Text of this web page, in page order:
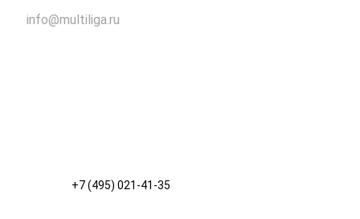
info@multiliga.ru
+7 (495) 021-41-35